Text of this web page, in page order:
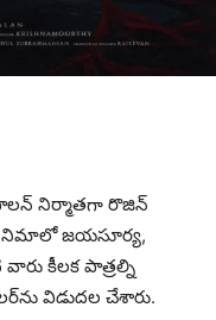
నిర్మాతగా రొజిన్
సినిమాలో జయసూర్య,
కీలక పాత్రల్ని
విడుదల చేశారు.